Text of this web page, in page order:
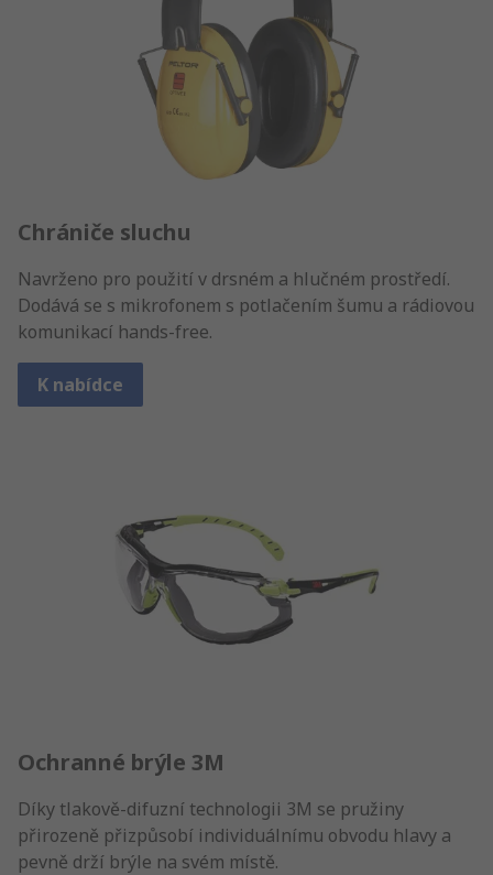
Chrániče sluchu
Navrženo pro použití v drsném a hlučném prostředí.
Dodává se s mikrofonem s potlačením šumu a rádiovou
komunikací hands-free.
K nabídce
Ochranné brýle 3M
Díky tlakově-difuzní technologii 3M se pružiny
přirozeně přizpůsobí individuálnímu obvodu hlavy a
pevně drží brýle na svém místě.